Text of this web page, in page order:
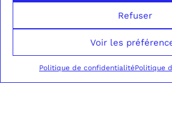
Refuser
Voir les
Politique de confidentialitéPolitique